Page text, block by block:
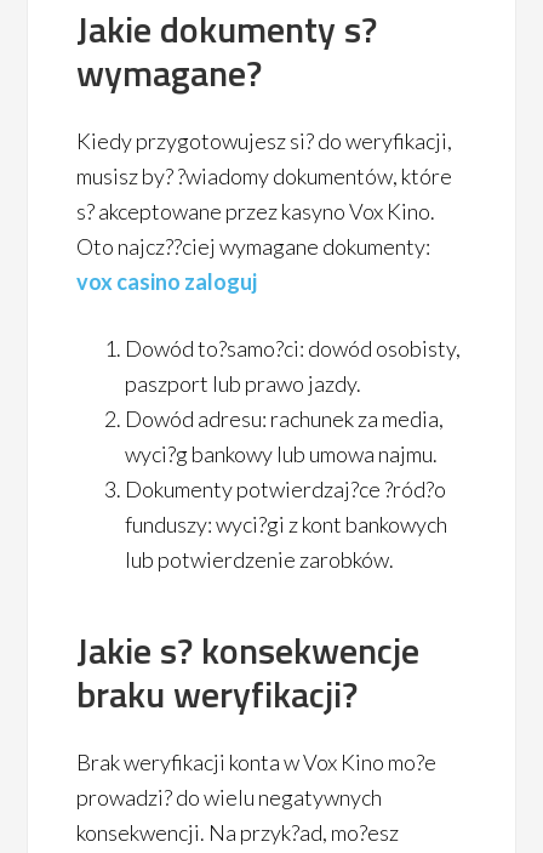
Jakie dokumenty s?
wymagane?
Kiedy przygotowujesz si? do weryfikacji,
musisz by? ?wiadomy dokumentów, które
s? akceptowane przez kasyno Vox Kino.
Oto najcz??ciej wymagane dokumenty:
vox casino zaloguj
Dowód to?samo?ci: dowód osobisty,
paszport lub prawo jazdy.
Dowód adresu: rachunek za media,
wyci?g bankowy lub umowa najmu.
Dokumenty potwierdzaj?ce ?ród?o
funduszy: wyci?gi z kont bankowych
lub potwierdzenie zarobków.
Jakie s? konsekwencje
braku weryfikacji?
Brak weryfikacji konta w Vox Kino mo?e
prowadzi? do wielu negatywnych
konsekwencji. Na przyk?ad, mo?esz